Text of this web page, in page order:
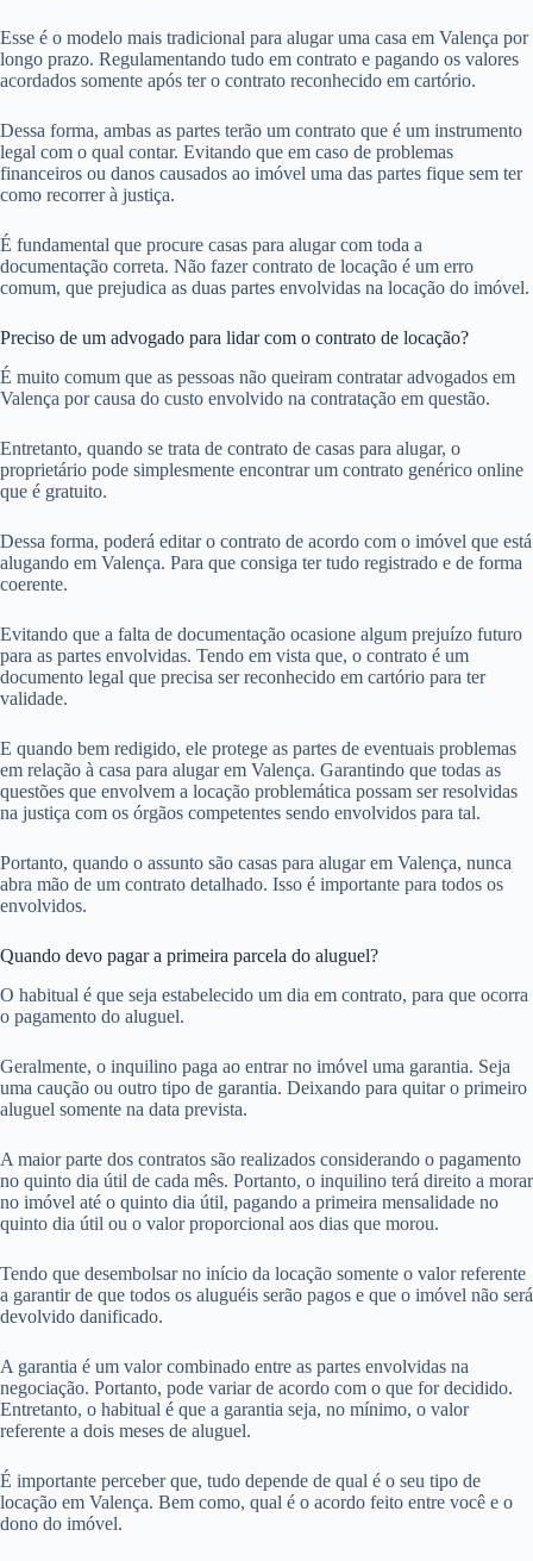
Esse é o modelo mais tradicional para alugar uma casa em Valença por
longo prazo. Regulamentando tudo em contrato e pagando os valores
acordados somente após ter o contrato reconhecido em cartório.
Dessa forma, ambas as partes terão um contrato que é um instrumento
legal com o qual contar. Evitando que em caso de problemas
financeiros ou danos causados ao imóvel uma das partes fique sem ter
como recorrer à justiça.
É fundamental que procure casas para alugar com toda a
documentação correta. Não fazer contrato de locação é um erro
comum, que prejudica as duas partes envolvidas na locação do imóvel.
Preciso de um advogado para lidar com o contrato de locação?
É muito comum que as pessoas não queiram contratar advogados em
Valença por causa do custo envolvido na contratação em questão.
Entretanto, quando se trata de contrato de casas para alugar, o
proprietário pode simplesmente encontrar um contrato genérico online
que é gratuito.
Dessa forma, poderá editar o contrato de acordo com o imóvel que está
alugando em Valença. Para que consiga ter tudo registrado e de forma
coerente.
Evitando que a falta de documentação ocasione algum prejuízo futuro
para as partes envolvidas. Tendo em vista que, o contrato é um
documento legal que precisa ser reconhecido em cartório para ter
validade.
E quando bem redigido, ele protege as partes de eventuais problemas
em relação à casa para alugar em Valença. Garantindo que todas as
questões que envolvem a locação problemática possam ser resolvidas
na justiça com os órgãos competentes sendo envolvidos para tal.
Portanto, quando o assunto são casas para alugar em Valença, nunca
abra mão de um contrato detalhado. Isso é importante para todos os
envolvidos.
Quando devo pagar a primeira parcela do aluguel?
O habitual é que seja estabelecido um dia em contrato, para que ocorra
o pagamento do aluguel.
Geralmente, o inquilino paga ao entrar no imóvel uma garantia. Seja
uma caução ou outro tipo de garantia. Deixando para quitar o primeiro
aluguel somente na data prevista.
A maior parte dos contratos são realizados considerando o pagamento
no quinto dia útil de cada mês. Portanto, o inquilino terá direito a morar
no imóvel até o quinto dia útil, pagando a primeira mensalidade no
quinto dia útil ou o valor proporcional aos dias que morou.
Tendo que desembolsar no início da locação somente o valor referente
a garantir de que todos os aluguéis serão pagos e que o imóvel não será
devolvido danificado.
A garantia é um valor combinado entre as partes envolvidas na
negociação. Portanto, pode variar de acordo com o que for decidido.
Entretanto, o habitual é que a garantia seja, no mínimo, o valor
referente a dois meses de aluguel.
É importante perceber que, tudo depende de qual é o seu tipo de
locação em Valença. Bem como, qual é o acordo feito entre você e o
dono do imóvel.